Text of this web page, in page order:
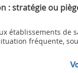
: stratégie ou
établissements de
fréquente,